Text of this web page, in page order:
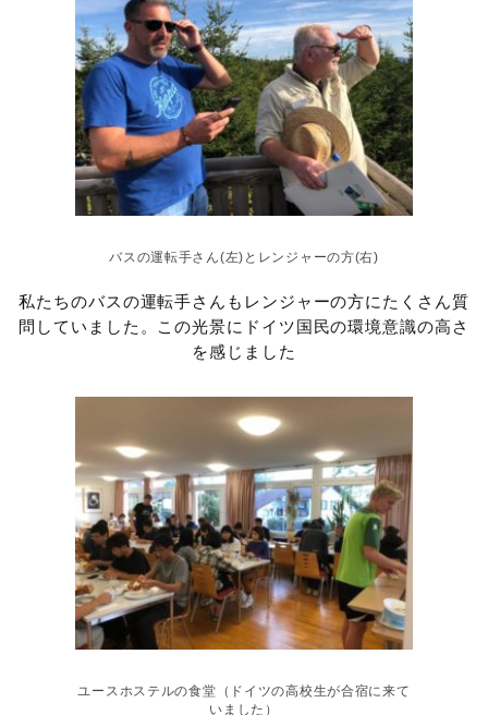
バスの運転手さん(左)とレンジャーの方(右)
私たちのバスの運転手さんもレンジャーの方にたくさん質
問していました。この光景にドイツ国民の環境意識の高さ
を感じました
ユースホステルの食堂（ドイツの高校生が合宿に来て
いました）